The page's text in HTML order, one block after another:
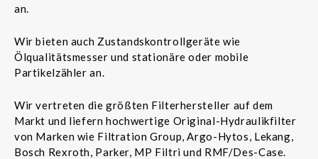
an.
Wir bieten auch Zustandskontrollgeräte wie
Ölqualitätsmesser und stationäre oder mobile
Partikelzähler an.
Wir vertreten die größten Filterhersteller auf dem
Markt und liefern hochwertige Original-Hydraulikfilter
von Marken wie Filtration Group, Argo-Hytos, Lekang,
Bosch Rexroth, Parker, MP Filtri und RMF/Des-Case.